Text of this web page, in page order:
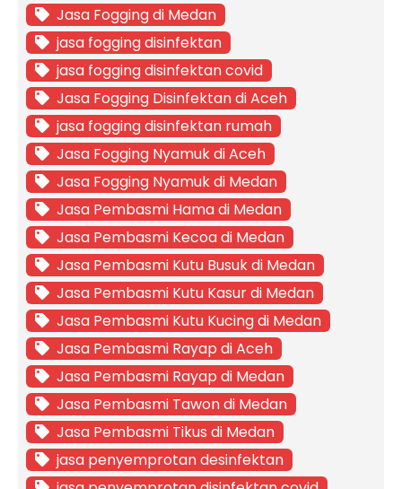
Jasa Fogging di Medan
jasa fogging disinfektan
jasa fogging disinfektan covid
Jasa Fogging Disinfektan di Aceh
jasa fogging disinfektan rumah
Jasa Fogging Nyamuk di Aceh
Jasa Fogging Nyamuk di Medan
Jasa Pembasmi Hama di Medan
Jasa Pembasmi Kecoa di Medan
Jasa Pembasmi Kutu Busuk di Medan
Jasa Pembasmi Kutu Kasur di Medan
Jasa Pembasmi Kutu Kucing di Medan
Jasa Pembasmi Rayap di Aceh
Jasa Pembasmi Rayap di Medan
Jasa Pembasmi Tawon di Medan
Jasa Pembasmi Tikus di Medan
jasa penyemprotan desinfektan